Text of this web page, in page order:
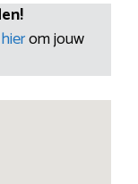
om jouw